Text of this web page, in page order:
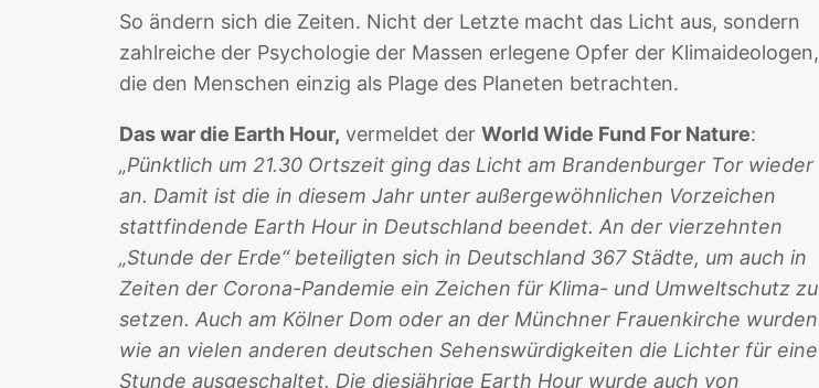
So ändern sich die Zeiten. Nicht der Letzte macht das Licht aus, sondern
zahlreiche der Psychologie der Massen erlegene Opfer der Klimaideologen,
die den Menschen einzig als Plage des Planeten betrachten.
Das war die Earth Hour, vermeldet der World Wide Fund For Nature:
„Pünktlich um 21.30 Ortszeit ging das Licht am Brandenburger Tor wieder
an. Damit ist die in diesem Jahr unter außergewöhnlichen Vorzeichen
stattfindende Earth Hour in Deutschland beendet. An der vierzehnten
„Stunde der Erde“ beteiligten sich in Deutschland 367 Städte, um auch in
Zeiten der Corona-Pandemie ein Zeichen für Klima- und Umweltschutz zu
setzen. Auch am Kölner Dom oder an der Münchner Frauenkirche wurden
wie an vielen anderen deutschen Sehenswürdigkeiten die Lichter für eine
Stunde ausgeschaltet. Die diesjährige Earth Hour wurde auch von